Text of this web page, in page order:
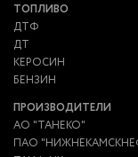
ТОПЛИВО
ДТФ
ДТ
КЕРОСИН
БЕНЗИН
ПРОИЗВОДИТЕЛИ
АО "ТАНЕКО"
ПАО